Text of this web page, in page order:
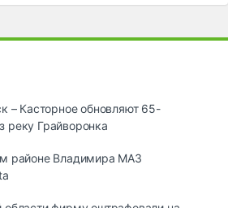
– Касторное обновляют 65-
реку Грайворонка
районе Владимира МАЗ